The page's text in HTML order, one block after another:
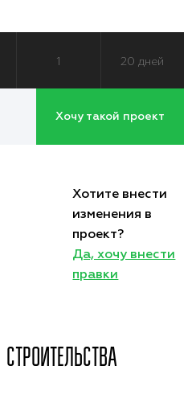
1 20 дней
Хочу такой проект
Хотите внести
изменения в
проект?
Да, хочу внести
правки
СТРОИТЕЛЬСТВА